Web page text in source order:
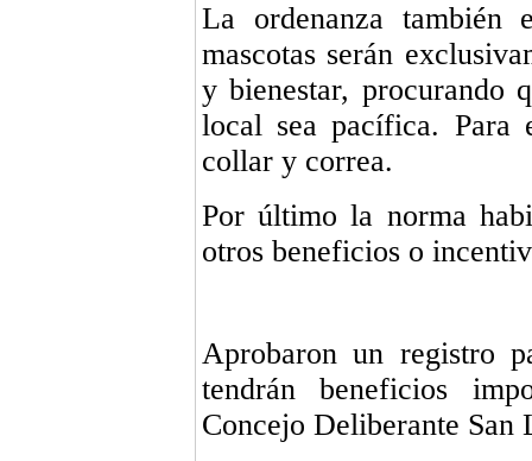
La ordenanza también
mascotas serán
y bienestar, procurando
local sea pacífica. Para
collar y correa.
Por último la norma
otros beneficios o
Aprobaron un registro
tendrán beneficios
Concejo Deliberante San